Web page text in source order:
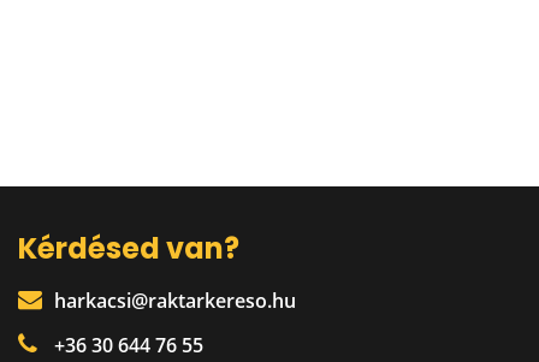
Kérdésed van?
harkacsi@raktarkereso.hu
+36 30 644 76 55